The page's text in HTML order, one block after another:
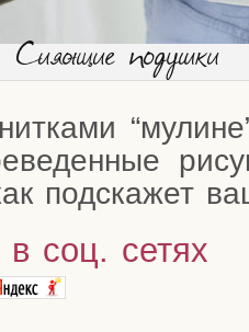
Сия­ю­щие подушки
под­ска­жет
соц. сетях